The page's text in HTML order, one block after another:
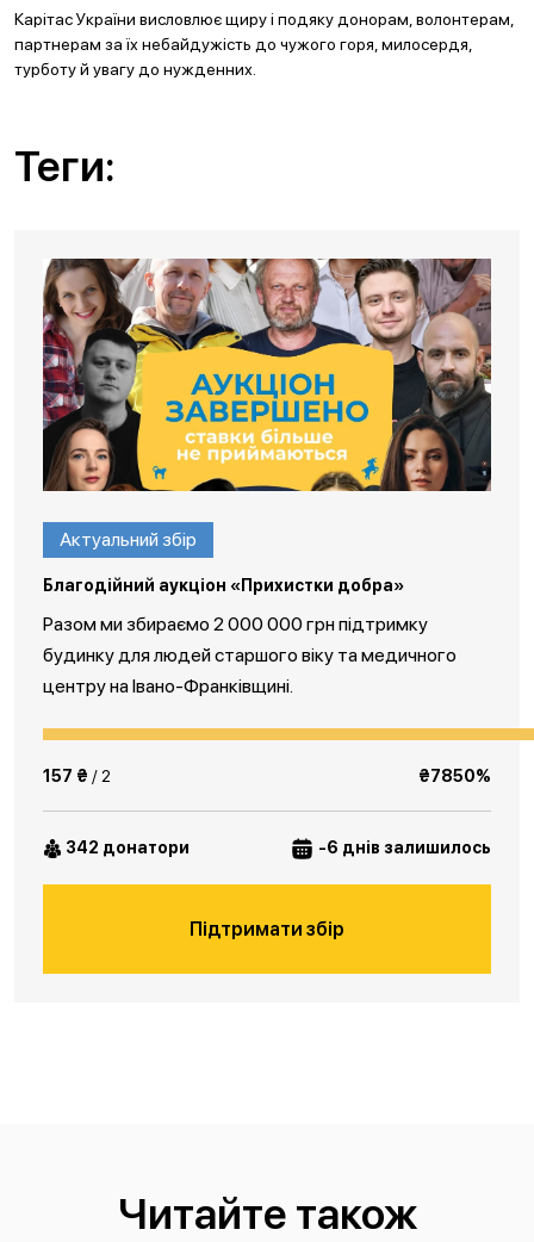
Карітас України висловлює щиру і подяку донорам, волонтерам,
партнерам за їх небайдужість до чужого горя, милосердя,
турботу й увагу до нужденних.
Теги:
Актуальний збір
Благодійний аукціон «Прихистки добра»
Разом ми збираємо 2 000 000 грн підтримку
будинку для людей старшого віку та медичного
центру на Івано-Франківщині.
157 ₴ / 2 ₴7850%
342 донатори -6 днів залишилось
Підтримати збір
Читайте також